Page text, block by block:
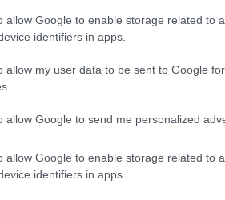
allow Google to enable storage related to
identifiers in apps.
allow my user data to be sent to Google
allow Google to send me personalized
allow Google to enable storage related to
identifiers in apps.
bevallani. Viszont egy ilyen helyzet
Vannak nyitottabb és vannak
A párok gyakran nem is beszélik
konfliktushoz, és szakításhoz.
amelyeket mindketten betartotok